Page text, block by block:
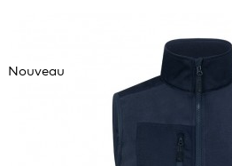
Nouveau